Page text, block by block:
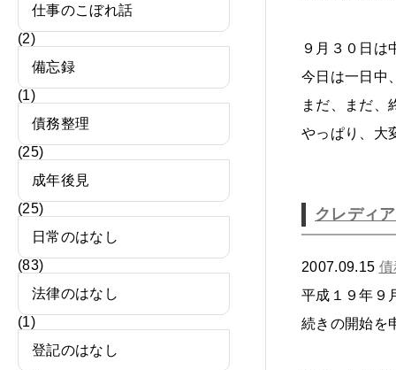
仕事のこぼれ話
(2)
備忘録
(1)
債務整理
(25)
成年後見
(25)
日常のはなし
(83)
法律のはなし
(1)
登記のはなし
９月３０日は
今日は一日中
まだ、まだ、
やっぱり、大
クレディ
2007.09.15
平成１９年９
続きの開始を